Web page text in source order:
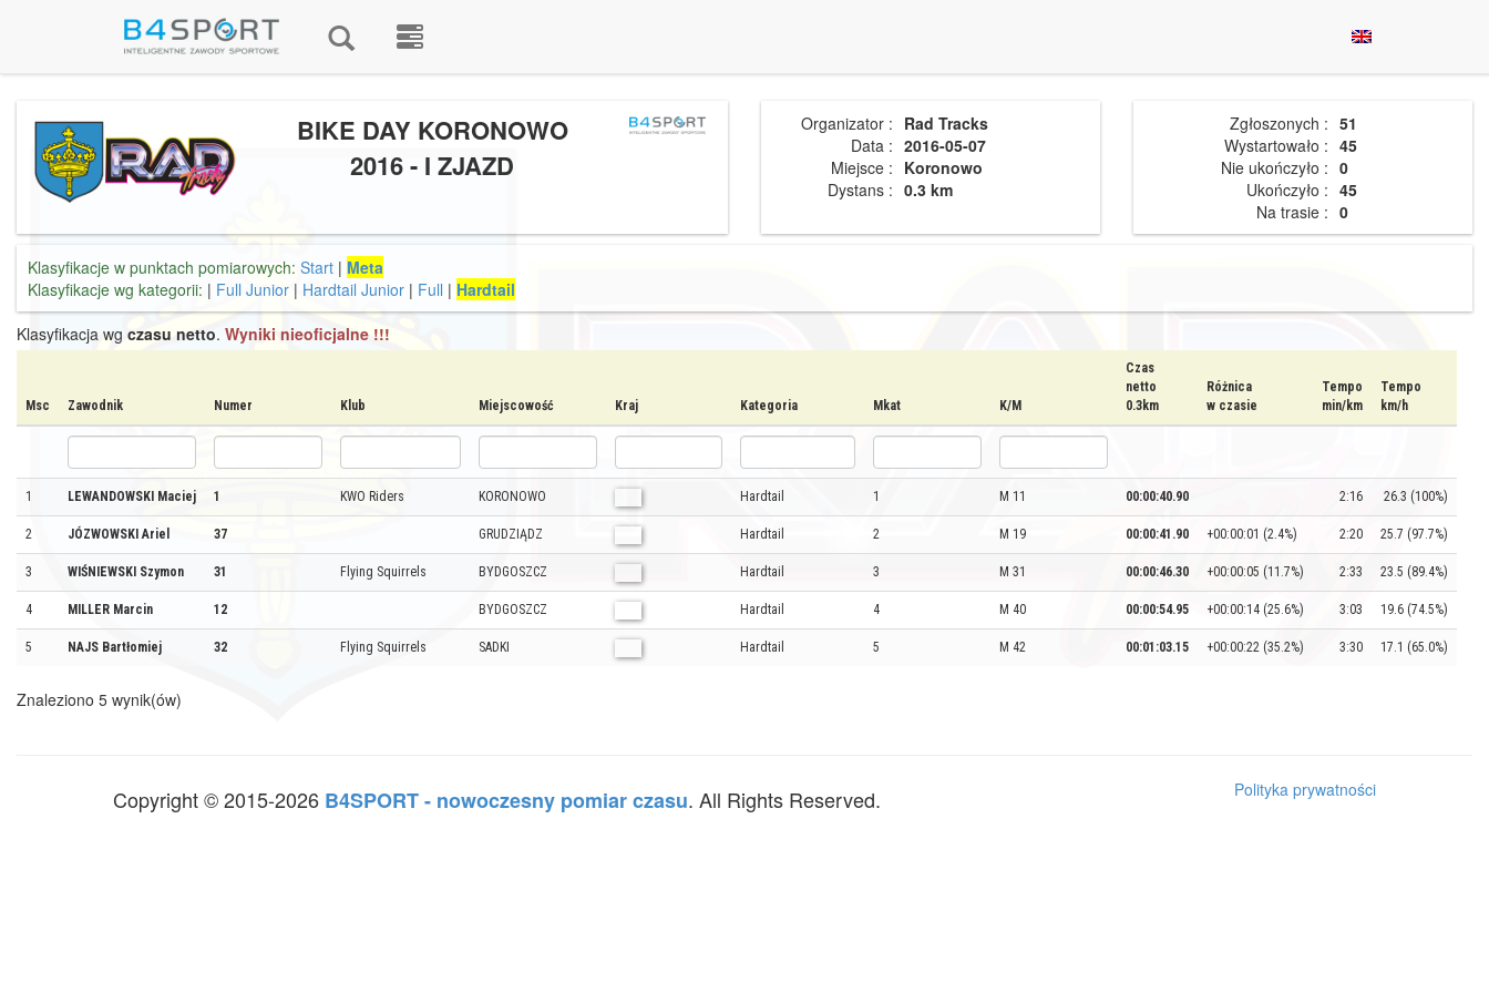
BIKE DAY KORONOWO
2016 - I ZJAZD
Organizator : Rad Tracks
Data : 2016-05-07
Miejsce : Koronowo
Dystans : 0.3 km
Zgłoszonych : 51
Wystartowało : 45
Nie ukończyło : 0
Ukończyło : 45
Na trasie : 0
Klasyfikacje w punktach pomiarowych: Start | Meta
Klasyfikacje wg kategorii: | Full Junior | Hardtail Junior | Full | Hardtail
Klasyfikacja wg czasu netto. Wyniki nieoficjalne !!!
Msc Zawodnik Numer Klub Miejscowość Kraj Kategoria Mkat K/M
Czas
netto
0.3km
Różnica
w czasie
Tempo
min/km
Tempo
km/h
1 LEWANDOWSKI Maciej 1 KWO Riders KORONOWO Hardtail 1 M 11 00:00:40.90 2:16 26.3 (100%)
2 JÓZWOWSKI Ariel 37 GRUDZIĄDZ Hardtail 2 M 19 00:00:41.90 +00:00:01 (2.4%) 2:20 25.7 (97.7%)
3 WIŚNIEWSKI Szymon 31 Flying Squirrels BYDGOSZCZ Hardtail 3 M 31 00:00:46.30 +00:00:05 (11.7%) 2:33 23.5 (89.4%)
4 MILLER Marcin 12 BYDGOSZCZ Hardtail 4 M 40 00:00:54.95 +00:00:14 (25.6%) 3:03 19.6 (74.5%)
5 NAJS Bartłomiej 32 Flying Squirrels SADKI Hardtail 5 M 42 00:01:03.15 +00:00:22 (35.2%) 3:30 17.1 (65.0%)
Znaleziono 5 wynik(ów)
Copyright © 2015-2026 B4SPORT - nowoczesny pomiar czasu. All Rights Reserved. Polityka prywatności